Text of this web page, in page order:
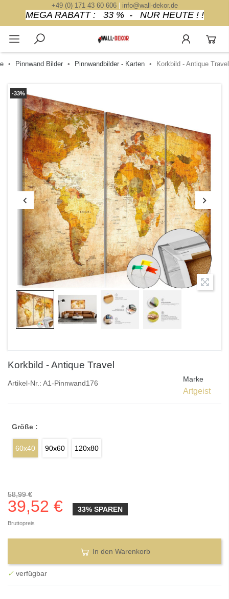
+49 (0) 171 43 60 606| info@wall-dekor.de
MEGA RABATT : 33 % - NUR HEUTE ! !
Pinnwand Bilder Pinnwandbilder - Karten Korkbild - Antique Travel
-33%
Korkbild - Antique Travel
Artikel-Nr.: A1-Pinnwand176 Marke
Artgeist
Größe :
60x40 90x60 120x80
58,99 €
39,52 € 33% SPAREN
Bruttopreis
In den Warenkorb
✓ verfügbar